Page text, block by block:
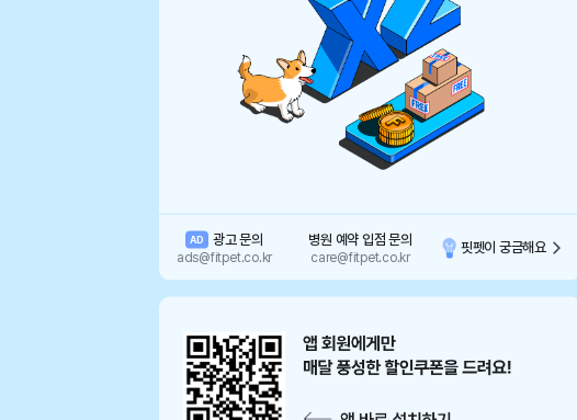
AD 광고 문의
ads@fitpet.co.kr
병원 예약 입점 문의
care@fitpet.co.kr
핏펫이 궁금해요